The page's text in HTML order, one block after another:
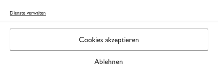
Dienste verwalten
Cookies akzeptieren
Ablehnen
SEYSTA | SEYFARTH STAHLHUT PARTNER MBB
ARCHITEKTEN STADTPLANER BDA
BÜRO HANNOVER
BÜRO HAMBURG
An der Alster 84